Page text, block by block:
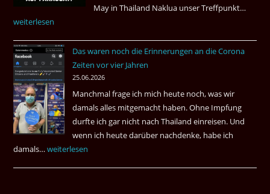
May in Thailand Naklua unser Treffpunkt…
bei
weiterlesen
Das waren noch die Erinnerungen an die Corona
Zeiten vor vier Jahren
25.06.2026
Manchmal frage ich mich heute noch, was wir
damals alles mitgemacht haben. Ohne Impfung
durfte ich gar nicht nach Thailand einreisen. Und
wenn ich heute darüber nachdenke, habe ich
damals…Das
weiterlesen